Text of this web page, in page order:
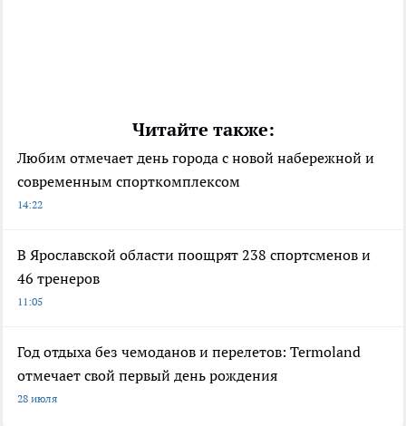
Читайте также:
Любим отмечает день города с новой набережной и
современным спорткомплексом
14:22
В Ярославской области поощрят 238 спортсменов и
46 тренеров
11:05
Год отдыха без чемоданов и перелетов: Termoland
отмечает свой первый день рождения
28 июля